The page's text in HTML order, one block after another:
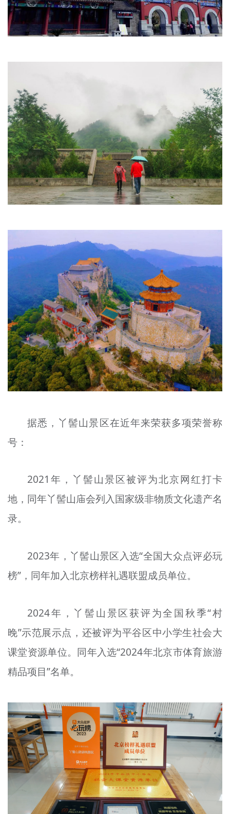
据悉，丫髻山景区在近年来荣获多项荣誉称
号：
2021年，丫髻山景区被评为北京网红打卡
地，同年丫髻山庙会列入国家级非物质文化遗产名
录。
2023年，丫髻山景区入选“全国大众点评必玩
榜”，同年加入北京榜样礼遇联盟成员单位。
2024年，丫髻山景区获评为全国秋季“村
晚”示范展示点，还被评为平谷区中小学生社会大
课堂资源单位。同年入选“2024年北京市体育旅游
精品项目”名单。